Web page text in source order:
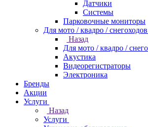
Датчики
Системы
Парковочные мониторы
Для мото / квадро / снегоходов
Назад
Для мото / квадро /
Акустика
Видеорегистраторы
Электроника
Бренды
Акции
Услуги
Назад
Услуги